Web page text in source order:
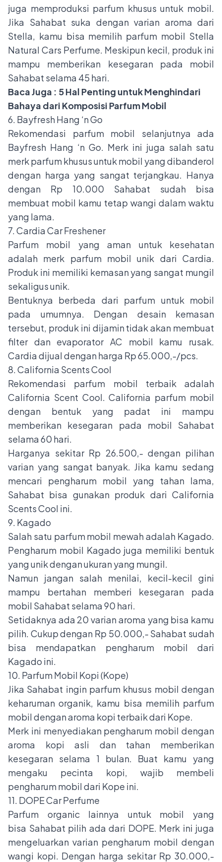
juga memproduksi parfum khusus untuk mobil.
Jika Sahabat suka dengan varian aroma dari
Stella, kamu bisa memilih parfum mobil Stella
Natural Cars Perfume. Meskipun kecil, produk ini
mampu memberikan kesegaran pada mobil
Sahabat selama 45 hari.
Baca Juga : 5 Hal Penting untuk Menghindari
Bahaya dari Komposisi Parfum Mobil
6. Bayfresh Hang ‘n Go
Rekomendasi parfum mobil selanjutnya ada
Bayfresh Hang ‘n Go. Merk ini juga salah satu
merk parfum khusus untuk mobil yang dibanderol
dengan harga yang sangat terjangkau. Hanya
dengan Rp 10.000 Sahabat sudah bisa
membuat mobil kamu tetap wangi dalam waktu
yang lama.
7. Cardia Car Freshener
Parfum mobil yang aman untuk kesehatan
adalah merk parfum mobil unik dari Cardia.
Produk ini memiliki kemasan yang sangat mungil
sekaligus unik.
Bentuknya berbeda dari parfum untuk mobil
pada umumnya. Dengan desain kemasan
tersebut, produk ini dijamin tidak akan membuat
filter dan evaporator AC mobil kamu rusak.
Cardia dijual dengan harga Rp 65.000,-/pcs.
8. California Scents Cool
Rekomendasi parfum mobil terbaik adalah
California Scent Cool. California parfum mobil
dengan bentuk yang padat ini mampu
memberikan kesegaran pada mobil Sahabat
selama 60 hari.
Harganya sekitar Rp 26.500,- dengan pilihan
varian yang sangat banyak. Jika kamu sedang
mencari pengharum mobil yang tahan lama,
Sahabat bisa gunakan produk dari California
Scents Cool ini.
9. Kagado
Salah satu parfum mobil mewah adalah Kagado.
Pengharum mobil Kagado juga memiliki bentuk
yang unik dengan ukuran yang mungil.
Namun jangan salah menilai, kecil-kecil gini
mampu bertahan memberi kesegaran pada
mobil Sahabat selama 90 hari.
Setidaknya ada 20 varian aroma yang bisa kamu
pilih. Cukup dengan Rp 50.000,- Sahabat sudah
bisa mendapatkan pengharum mobil dari
Kagado ini.
10. Parfum Mobil Kopi (Kope)
Jika Sahabat ingin parfum khusus mobil dengan
keharuman organik, kamu bisa memilih parfum
mobil dengan aroma kopi terbaik dari Kope.
Merk ini menyediakan pengharum mobil dengan
aroma kopi asli dan tahan memberikan
kesegaran selama 1 bulan. Buat kamu yang
mengaku pecinta kopi, wajib membeli
pengharum mobil dari Kope ini.
11. DOPE Car Perfume
Parfum organic lainnya untuk mobil yang
bisa Sahabat pilih ada dari DOPE. Merk ini juga
mengeluarkan varian pengharum mobil dengan
wangi kopi. Dengan harga sekitar Rp 30.000,-